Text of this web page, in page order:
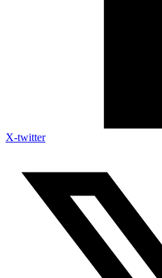
X-twitter